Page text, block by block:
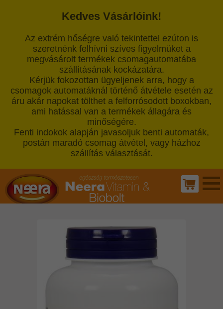
Kedves Vásárlóink!
Az extrém hőségre való tekintettel ezúton is
szeretnénk felhívni szíves figyelmüket a
megvásárolt termékek csomagautomatába
szállításának kockázatára.
Kérjük fokozottan ügyeljenek arra, hogy a
csomagok automatáknál történő átvétele esetén az
áru akár napokat tölthet a felforrósodott boxokban,
ami hatással van a termékek állagára és
minőségére.
Fenti indokok alapján javasoljuk benti automaták,
postán maradó csomag átvétel, vagy házhoz
szállítás választását.